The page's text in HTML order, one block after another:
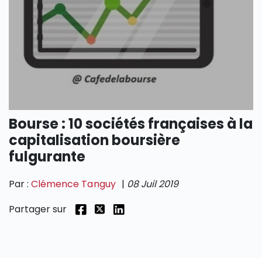
CATÉGORIES
Bourse : 10 sociétés françaises à la
capitalisation boursière
fulgurante
Par :Clémence Tanguy | 08 Juil 2019
Partager sur